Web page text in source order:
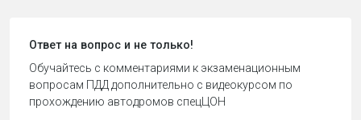
Ответ на вопрос и не только!
Обучайтесь с комментариями к экзаменационным
вопросам ПДД дополнительно с видеокурсом по
прохождению автодромов спецЦОН